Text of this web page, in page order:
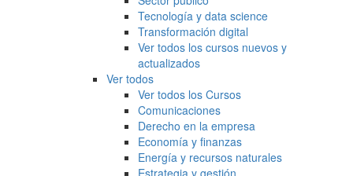
Tecnología y data science
Transformación digital
Ver todos los cursos nuevos y
actualizados
Ver todos
Ver todos los Cursos
Comunicaciones
Derecho en la empresa
Economía y finanzas
Energía y recursos naturales